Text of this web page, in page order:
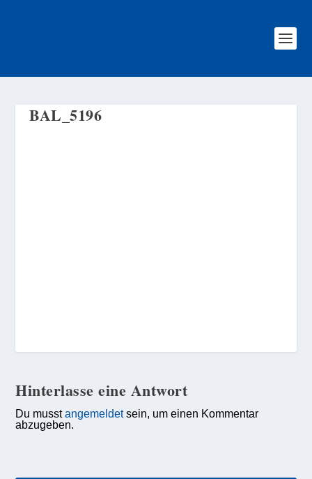
BAL_5196
Hinterlasse eine Antwort
Du musstangemeldetsein, um einen Kommentar
abzugeben.